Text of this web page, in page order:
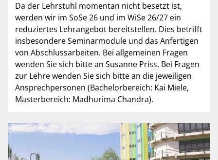
Da der Lehrstuhl momentan nicht besetzt ist,
werden wir im SoSe 26 und im WiSe 26/27 ein
reduziertes Lehrangebot bereitstellen. Dies betrifft
insbesondere Seminarmodule und das Anfertigen
von Abschlussarbeiten. Bei allgemeinen Fragen
wenden Sie sich bitte an Susanne Priss. Bei Fragen
zur Lehre wenden Sie sich bitte an die jeweiligen
Ansprechpersonen (Bachelorbereich: Kai Miele,
Masterbereich: Madhurima Chandra).